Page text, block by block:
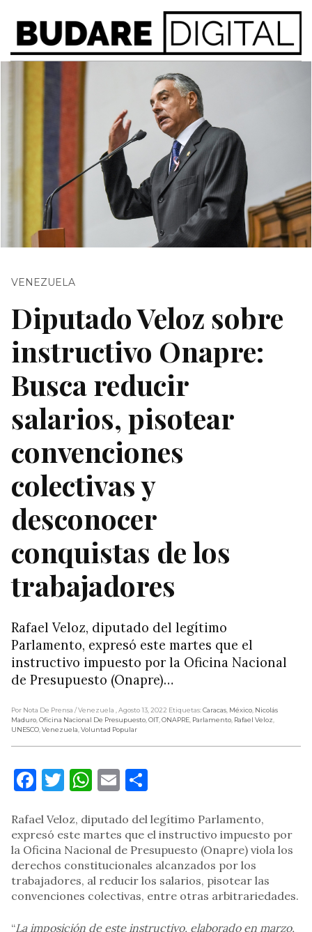
VENEZUELA
Diputado Veloz sobre
instructivo Onapre:
Busca reducir
salarios, pisotear
convenciones
colectivas y
desconocer
conquistas de los
trabajadores
Rafael Veloz, diputado del legítimo
Parlamento, expresó este martes que el
instructivo impuesto por la Oficina Nacional
de Presupuesto (Onapre)…
Por Nota De Prensa / Venezuela , Agosto 13, 2022 Etiquetas:Caracas, México, Nicolás
Maduro,Oficina Nacional De Presupuesto,OIT,ONAPRE, Parlamento, Rafael Veloz,
UNESCO,Venezuela,Voluntad Popular
Facebook
Twitter
WhatsApp
Email
Rafael Veloz, diputado del legítimo Parlamento,
expresó este martes que el instructivo impuesto por
la Oficina Nacional de Presupuesto (Onapre) viola los
derechos constitucionales alcanzados por los
trabajadores, al reducir los salarios, pisotear las
convenciones colectivas, entre otras arbitrariedades.
“La imposición de este instructivo, elaborado en marzo,